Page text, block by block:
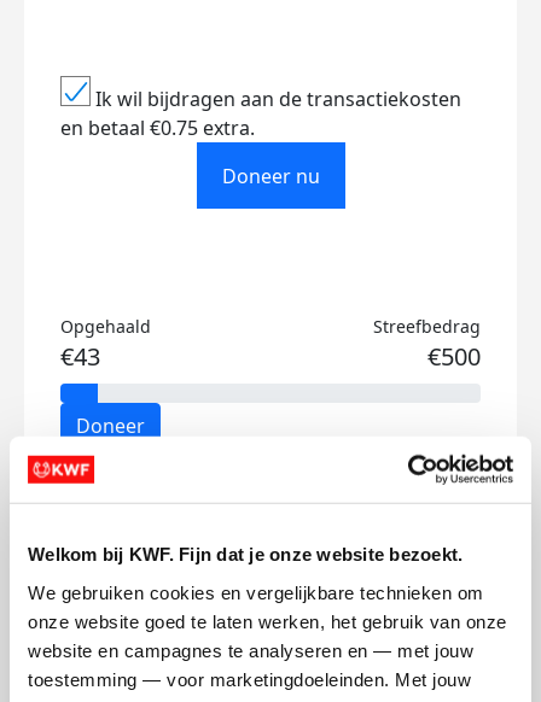
Welkom bij KWF. Fijn dat je onze website bezoekt.
We gebruiken cookies en vergelijkbare technieken om
onze website goed te laten werken, het gebruik van onze
website en campagnes te analyseren en — met jouw
toestemming — voor marketingdoeleinden. Met jouw
Ik wil bijdragen aan de transactiekosten
en betaal €0.75 extra.
Doneer nu
Opgehaald
€43
Streefbedrag
€500
Doneer
Sam's badges